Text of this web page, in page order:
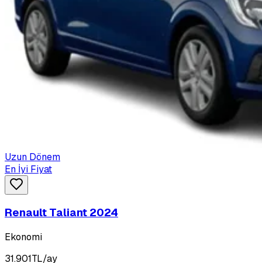
Uzun Dönem
En İyi Fiyat
Renault Taliant 2024
Ekonomi
31.901TL/ay